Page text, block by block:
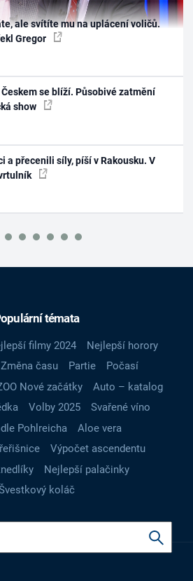
ale svítíte mu na uplácení voličů.
Gregor
se blíží. Působivé zatmění
show
a přecenili síly, píší v Rakousku. V
témata
filmy 2024
Nejlepší horory
Změna času Partie
Počasí
Nové začátky
Auto – katalog
Volby 2025
Svařené víno
Pohlreicha
Aloe vera
Výpočet ascendentu
Nejlepší palačinky
koláč